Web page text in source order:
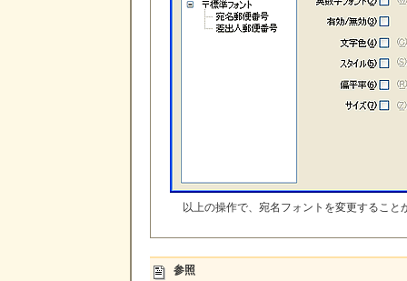
以上の操作で、宛名フォントを変更すること
参照